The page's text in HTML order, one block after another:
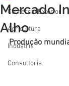
Comércio Exterior
Agricultura
Indústria
Consultoria
Mercado
Alho
Produção